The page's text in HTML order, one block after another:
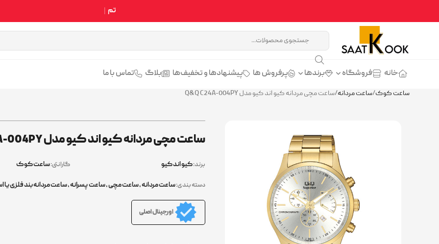
تمامی محصولات سایت اصل
خانه فروشگاه برندها پرفروش ها پیشنهادها و تخفیف‌ها بلاگ تماس با ما
ساعت کوک/ساعت مردانه/ساعت مچی مردانه کیو اند کیو مدل Q&Q C24A-004PY
ساعت مچی مردانه کیو اند کیو مدل Q&Q C24A-004PY
برند:کیو اند کیو گارانتی:ساعت کوک
دسته بندی:ساعت مردانه,ساعت مچی,ساعت پسرانه,ساعت مردانه بند فلزی یا
اورجینال اصلی